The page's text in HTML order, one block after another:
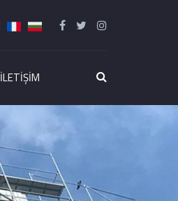
İLETIŞIM